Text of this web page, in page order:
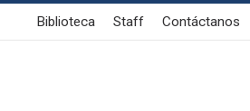
Biblioteca Staff Contáctanos